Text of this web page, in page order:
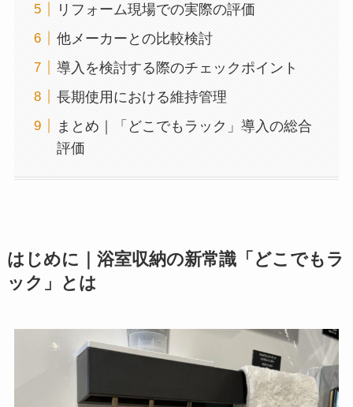
リフォーム現場での実際の評価
他メーカーとの比較検討
導入を検討する際のチェックポイント
長期使用における維持管理
まとめ｜「どこでもラック」導入の総合
評価
はじめに｜浴室収納の新常識「どこでもラ
ック」とは